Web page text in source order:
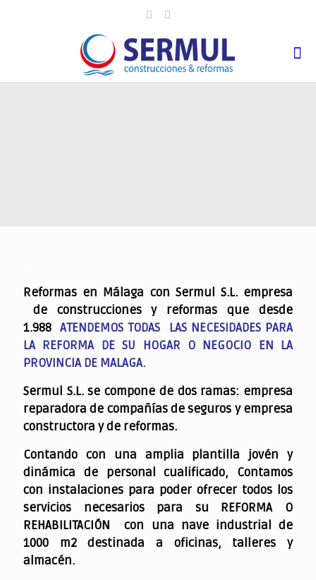
Reformas en Málaga con Sermul S.L. empresa
de construcciones y reformas que desde
1.988ATENDEMOS TODAS LAS NECESIDADES PARA
LA REFORMA DE SU HOGAR O NEGOCIO EN LA
PROVINCIA DE MALAGA.
Sermul S.L. se compone de dos ramas: empresa
reparadora de compañías de seguros y empresa
constructora y de reformas.
Contando con una amplia plantilla jovén y
dinámica de personal cualificado, Contamos
con instalaciones para poder ofrecer todos los
servicios necesarios para su REFORMA O
REHABILITACIÓN con una nave industrial de
1000 m2 destinada a oficinas, talleres y
almacén.